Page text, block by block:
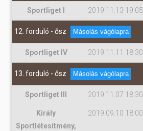
Sportliget I 2019.11.13 19:05
12. forduló - ősz Másolás vágólapra
Sportliget IV 2019.11.11 18:30
13. forduló - ősz Másolás vágólapra
Sportliget III 2019.11.07 18:30
Király
Sportlétesítmény,
2019.09.10 18:00